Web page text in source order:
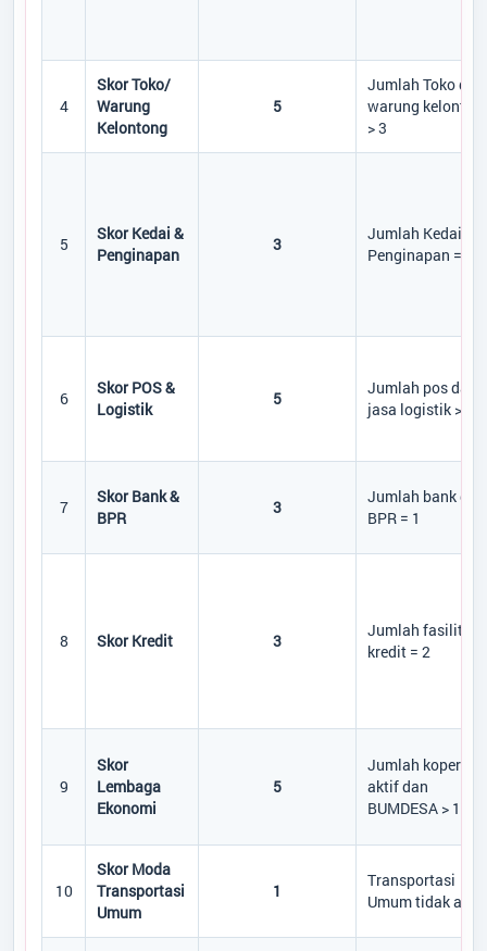
4
Skor Toko/
Warung
Kelontong
5
Jumlah Toko dan
warung
> 3
5
Skor Kedai &
Penginapan
3
Jumlah Kedai
Penginapan = 1
6
Skor POS &
Logistik
5
Jumlah pos dan
jasa logistik > 1
7
Skor Bank &
BPR
3
Jumlah bank dan
BPR = 1
8 Skor Kredit 3
Jumlah fasilitas
kredit = 2
9
Skor
Lembaga
Ekonomi
5
Jumlah koperasi
aktif dan
BUMDESA > 1
10
Skor Moda
Transportasi
Umum
1
Transportasi
Umum tidak ada